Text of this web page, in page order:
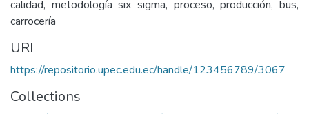
calidad, metodología six sigma, proceso, producción, bus,
carrocería
URI
https://repositorio.upec.edu.ec/handle/123456789/3067
Collections